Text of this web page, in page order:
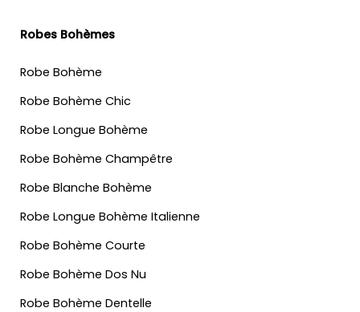
Robes Bohèmes
Robe Bohème
Robe Bohème Chic
Robe Longue Bohème
Robe Bohème Champêtre
Robe Blanche Bohème
Robe Longue Bohème Italienne
Robe Bohème Courte
Robe Bohème Dos Nu
Robe Bohème Dentelle